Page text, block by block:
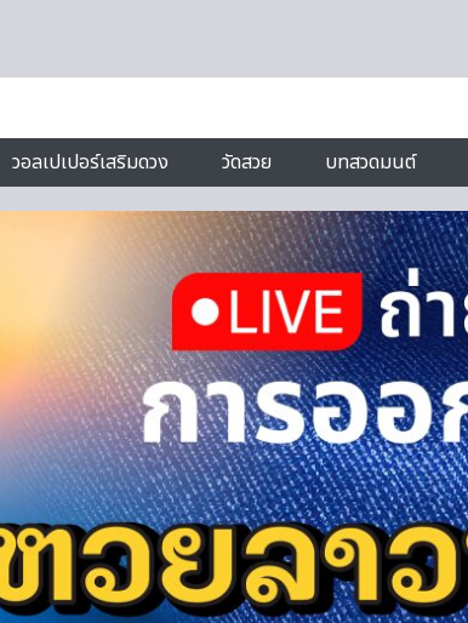
วอลเปเปอร์เสริมดวง วัดสวย บทสวดมนต์